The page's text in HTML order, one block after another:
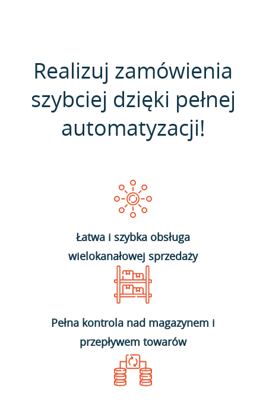
Realizuj zamówienia
szybciej dzięki pełnej
automatyzacji!
Łatwa i szybka obsługa
wielokanałowej sprzedaży
Pełna kontrola nad magazynem i
przepływem towarów